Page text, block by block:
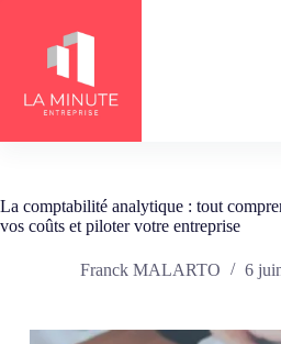
contenu
La comptabilité analytique : tout
vos coûts et piloter votre entreprise
Franck MALARTO 6